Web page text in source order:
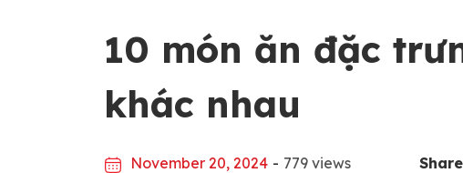
10 món ăn đặc
khác nhau
November 20, 2024 - 779 views